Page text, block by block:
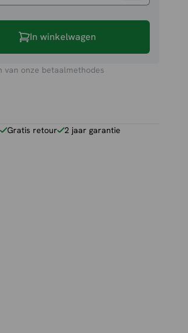
In winkelwagen
van onze betaalmethodes
Gratis retour 2 jaar garantie